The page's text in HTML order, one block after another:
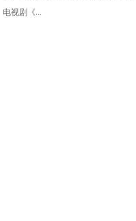
光”照亮逆袭路
电视剧《...